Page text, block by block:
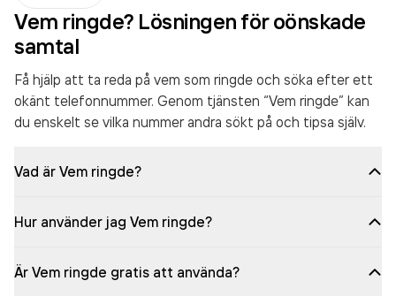
Vem ringde? Lösningen för oönskade
samtal
Få hjälp att ta reda på vem som ringde och söka efter ett
okänt telefonnummer. Genom tjänsten “Vem ringde” kan
du enskelt se vilka nummer andra sökt på och tipsa själv.
Vad är Vem ringde?
Hur använder jag Vem ringde?
Är Vem ringde gratis att använda?